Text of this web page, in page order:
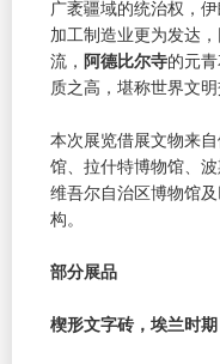
广袤疆域的统治权，
加工制造业更为发达
流， 阿德比尔寺的元
质之高，堪称世界文明
本次展览借展文物来
馆、拉什特博物馆、
维吾尔自治区博物馆
构。
部分展品
楔形文字砖，埃兰时